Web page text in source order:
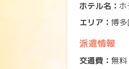
ホテル名： ホ
エリア： 博
派遣情報
交通費： 無料